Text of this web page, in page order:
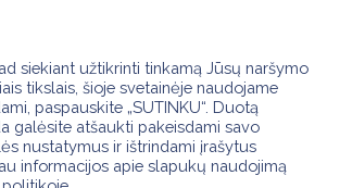
27 – 28 d. Austrijos
siekiant užtikrinti tinkamą Jūsų naršymo
tikslais, šioje svetainėje naudojame
paspauskite „SUTINKU“. Duotą
galėsite atšaukti pakeisdami savo
nustatymus ir ištrindami įrašytus
informacijos apie slapukų naudojimą